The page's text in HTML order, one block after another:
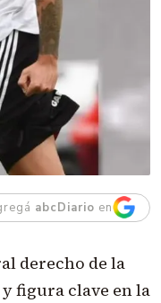
abcDiario en
derecho de la
figura clave en la